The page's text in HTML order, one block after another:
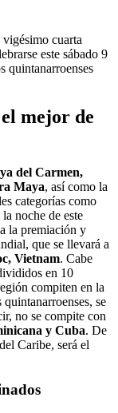
cuarta
este sábado 9
quintanarroenses
mejor de
del Carmen,
Maya, así como la
categorías como
noche de este
la premiación y
que se llevará a
Vietnam. Cabe
en 10
compiten en la
se
no se compite con
y Cuba. De
Caribe, será el